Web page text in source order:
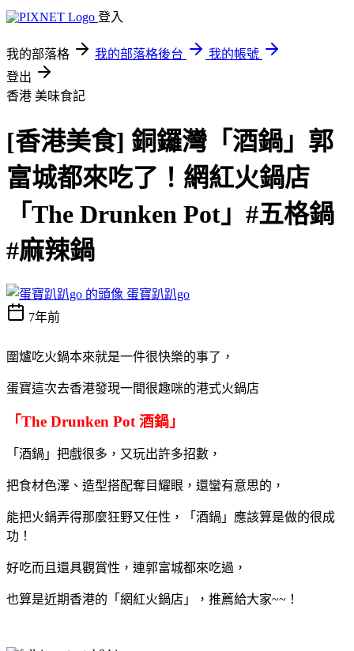
登入
我的部落格 我的部落格後台
我的帳號
登出
香港 美味食記
[香港美食] 銅鑼灣「酒鍋」郭
富城都來吃了！網紅火鍋店
「The Drunken Pot」#五格鍋
#麻辣鍋
蛋寶趴趴go
7年前
圍爐吃火鍋本來就是一件很快樂的事了，
蛋寶這次去香港發現一間很趣咪的港式火鍋店
「The Drunken Pot 酒鍋」
「酒鍋」把戲很多，又玩出許多招數，
把食材色澤、造型搭配奪目耀眼，還蠻有意思的，
能把火鍋弄得那麼狂野又任性，「酒鍋」應該算是做的很成
功！
好吃而且還具觀賞性，連郭富城都來吃過，
也算是近期香港的「網紅火鍋店」，推薦給大家~~！